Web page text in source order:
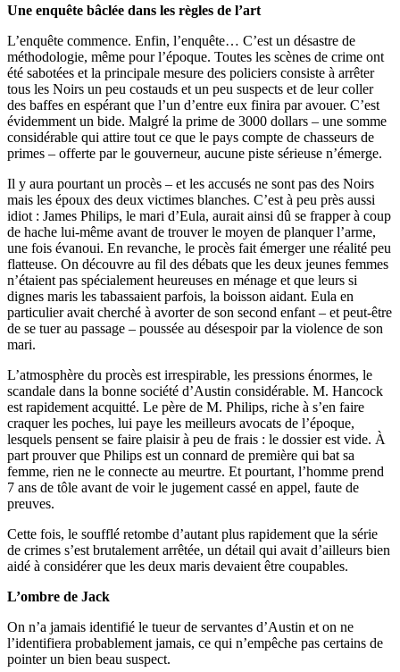
Une enquête bâclée dans les règles de l’art
L’enquête commence. Enfin, l’enquête… C’est un désastre de
méthodologie, même pour l’époque. Toutes les scènes de crime ont
été sabotées et la principale mesure des policiers consiste à arrêter
tous les Noirs un peu costauds et un peu suspects et de leur coller
des baffes en espérant que l’un d’entre eux finira par avouer. C’est
évidemment un bide. Malgré la prime de 3000 dollars – une somme
considérable qui attire tout ce que le pays compte de chasseurs de
primes – offerte par le gouverneur, aucune piste sérieuse n’émerge.
Il y aura pourtant un procès – et les accusés ne sont pas des Noirs
mais les époux des deux victimes blanches. C’est à peu près aussi
idiot : James Philips, le mari d’Eula, aurait ainsi dû se frapper à coup
de hache lui-même avant de trouver le moyen de planquer l’arme,
une fois évanoui. En revanche, le procès fait émerger une réalité peu
flatteuse. On découvre au fil des débats que les deux jeunes femmes
n’étaient pas spécialement heureuses en ménage et que leurs si
dignes maris les tabassaient parfois, la boisson aidant. Eula en
particulier avait cherché à avorter de son second enfant – et peut-être
de se tuer au passage – poussée au désespoir par la violence de son
mari.
L’atmosphère du procès est irrespirable, les pressions énormes, le
scandale dans la bonne société d’Austin considérable. M. Hancock
est rapidement acquitté. Le père de M. Philips, riche à s’en faire
craquer les poches, lui paye les meilleurs avocats de l’époque,
lesquels pensent se faire plaisir à peu de frais : le dossier est vide. À
part prouver que Philips est un connard de première qui bat sa
femme, rien ne le connecte au meurtre. Et pourtant, l’homme prend
7 ans de tôle avant de voir le jugement cassé en appel, faute de
preuves.
Cette fois, le soufflé retombe d’autant plus rapidement que la série
de crimes s’est brutalement arrêtée, un détail qui avait d’ailleurs bien
aidé à considérer que les deux maris devaient être coupables.
L’ombre de Jack
On n’a jamais identifié le tueur de servantes d’Austin et on ne
l’identifiera probablement jamais, ce qui n’empêche pas certains de
pointer un bien beau suspect.